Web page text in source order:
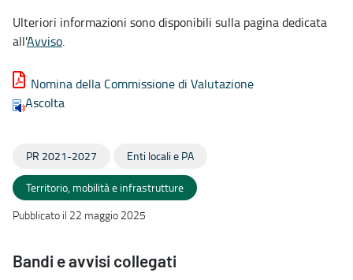
Ulteriori informazioni sono disponibili sulla pagina dedicata
all'Avviso.
Nomina della Commissione di Valutazione
Ascolta
PR 2021-2027 Enti locali e PA
Territorio, mobilità e infrastrutture
Pubblicato il 22 maggio 2025
Bandi e avvisi collegati